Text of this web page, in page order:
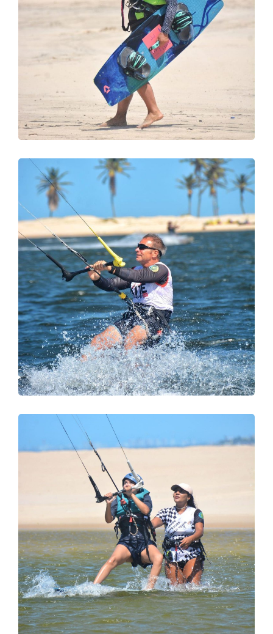
FOTO01
SURFING
FOTO 02
DIVING SURFING
FOTO 03
DIVING SURFING